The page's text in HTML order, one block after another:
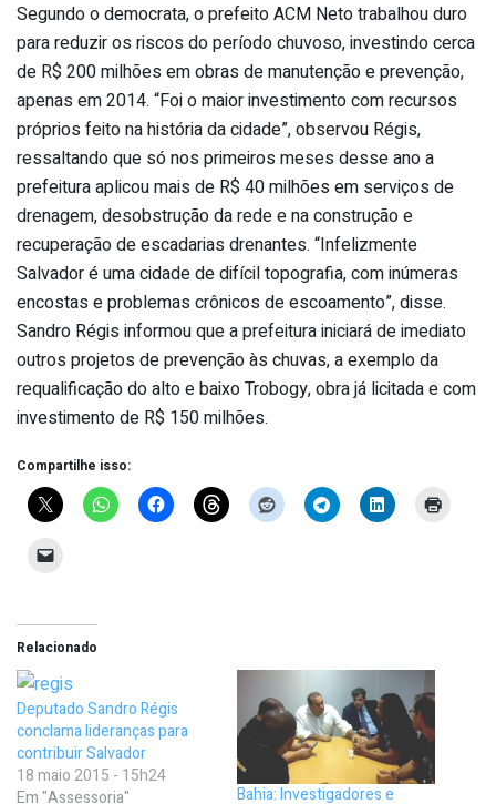
Segundo o democrata, o prefeito ACM Neto trabalhou duro
para reduzir os riscos do período chuvoso, investindo cerca
de R$ 200 milhões em obras de manutenção e prevenção,
apenas em 2014. “Foi o maior investimento com recursos
próprios feito na história da cidade”, observou Régis,
ressaltando que só nos primeiros meses desse ano a
prefeitura aplicou mais de R$ 40 milhões em serviços de
drenagem, desobstrução da rede e na construção e
recuperação de escadarias drenantes. “Infelizmente
Salvador é uma cidade de difícil topografia, com inúmeras
encostas e problemas crônicos de escoamento”, disse.
Sandro Régis informou que a prefeitura iniciará de imediato
outros projetos de prevenção às chuvas, a exemplo da
requalificação do alto e baixo Trobogy, obra já licitada e com
investimento de R$ 150 milhões.
Compartilhe isso:
Relacionado
Deputado Sandro Régis
conclama lideranças para
contribuir Salvador
18 maio 2015 - 15h24
Em "Assessoria"
Bahia: Investigadores e